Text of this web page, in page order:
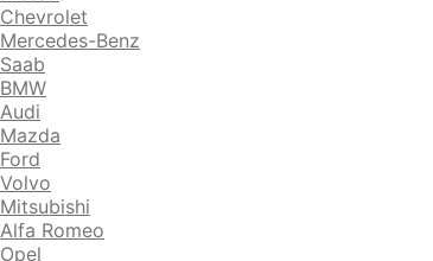
Chevrolet
Mercedes-Benz
Saab
BMW
Audi
Mazda
Ford
Volvo
Mitsubishi
Alfa Romeo
Opel